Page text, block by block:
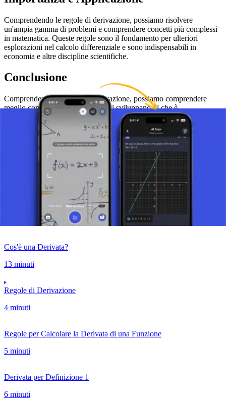
Comprendendo le regole di derivazione, possiamo risolvere
un'ampia gamma di problemi e comprendere concetti più complessi
in matematica. Queste regole sono il fondamento per ulteriori
esplorazioni nel calcolo differenziale e sono indispensabili in
economia e altre discipline scientifiche.
Conclusione
Comprendendo le regole di derivazione, possiamo comprendere
meglio come le cose cambiano e si sviluppano, il che è
fondamentale per risolvere problemi a scuola e nella vita quotidiana.
Questa conoscenza ci aiuta a prevedere meglio gli eventi intorno a
noi e migliorare le tecnologie, dimostrando così l'utilità di questo
argomento in matematica.
Scatta una foto del tuo compito e usa il tutor AI.
Definizione della Derivata
Cos'è una Derivata?
13 minuti
Regole di Derivazione
4 minuti
Regole per Calcolare la Derivata di una Funzione
5 minuti
Derivata per Definizione 1
6 minuti